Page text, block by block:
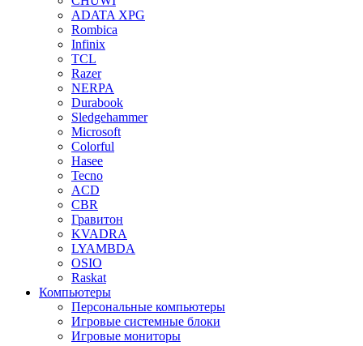
ADATA XPG
Rombica
Infinix
TCL
Razer
NERPA
Durabook
Sledgehammer
Microsoft
Colorful
Hasee
Tecno
ACD
CBR
Гравитон
KVADRA
LYAMBDA
OSIO
Raskat
Компьютеры
Персональные компьютеры
Игровые системные блоки
Игровые мониторы